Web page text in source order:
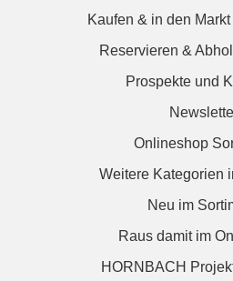
Kaufen & in den
Reservieren &
Prospekte und
Onlineshop
Weitere Kategorien
Neu im
Raus damit im
HORNBACH